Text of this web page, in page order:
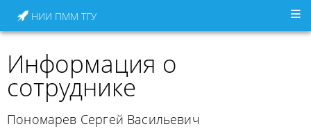
НИИ ПММ ТГУ
Информация о
сотруднике
Пономарев Сергей Васильевич